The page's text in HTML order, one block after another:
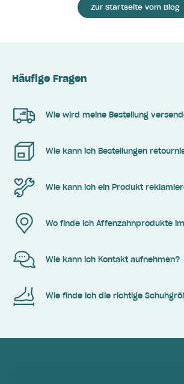
Zur Startseite vom Blog
Häufige Fragen
Wie wird meine Bestellung
Wie kann ich Bestellungen
Wie kann ich ein Produkt
Wo finde ich Affenzahnprodukte
Wie kann ich Kontakt aufnehmen?
Wie finde ich die richtige